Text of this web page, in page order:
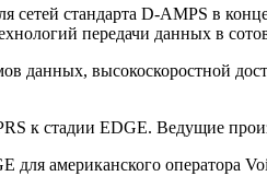
стандарта D-AMPS в
передачи данных в
данных, высокоскоростной
к стадии EDGE. Ведущие
для американского оператора